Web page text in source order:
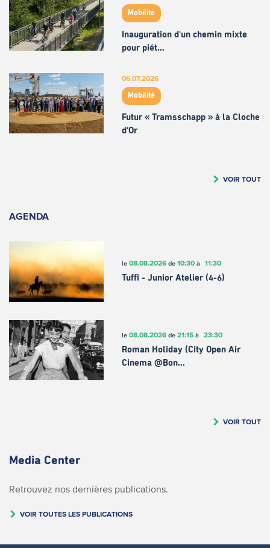
Mobilité
Inauguration d'un chemin mixte
pour piét…
06.07.2026
Mobilité
Futur « Tramsschapp » à la Cloche
d’Or
VOIR TOUT
AGENDA
le 08.08.2026de 10:30à 11:30
Tuffi - Junior Atelier (4-6)
le 08.08.2026de 21:15à 23:30
Roman Holiday (City Open Air
Cinema @Bon…
VOIR TOUT
Media Center
Retrouvez nos dernières publications.
VOIR TOUTES LES PUBLICATIONS